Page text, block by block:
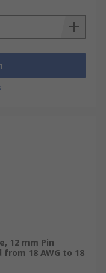
12 mm Pin
from 18 AWG to 18